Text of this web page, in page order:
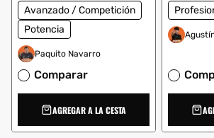
Avanzado / Competición
Potencia
Paquito Navarro
Comparar
AGREGAR A LA CESTA